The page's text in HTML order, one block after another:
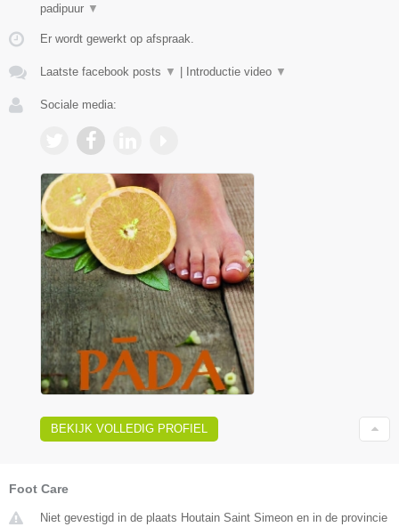
padipuur ▼
Er wordt gewerkt op afspraak.
Laatste facebook posts ▼ Introductie video ▼
Sociale media:
BEKIJK VOLLEDIG PROFIEL
Foot Care
Niet gevestigd in de plaats Houtain Saint Simeon en in de provincie